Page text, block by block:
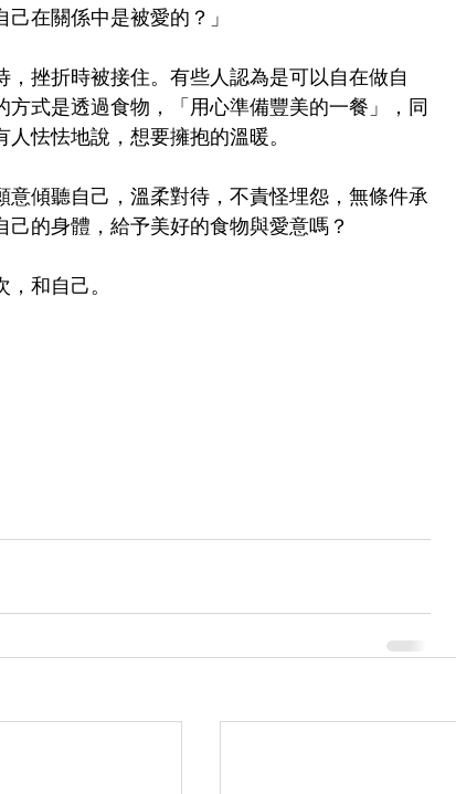
在關係中是被愛的？」
挫折時被接住。有些人認為是可以自在做自
式是透過食物，「用心準備豐美的一餐」，同
怯怯地說，想要擁抱的溫暖。
傾聽自己，溫柔對待，不責怪埋怨，無條件承
的身體，給予美好的食物與愛意嗎？
和自己。